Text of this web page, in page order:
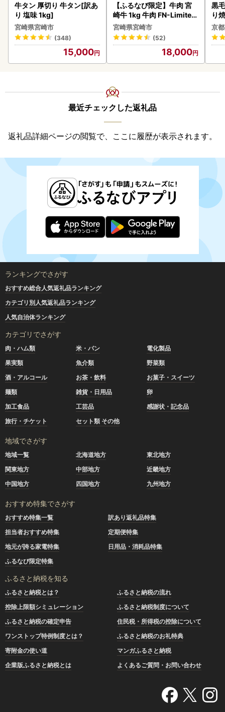
牛タン 厚切り 牛タン[訳あ
り 塩味 1kg]
宮崎県宮崎市
(348)
15,000
【ふるなび限定】牛肉 宮
崎牛 1kg 牛肉 FN-Limited
-VO
宮崎県宮崎市
(52)
18,000
黒
り
京
最近チェックした返礼品
返礼品詳細ページの閲覧で、ここに履歴が表示されます。
ランキングでさがす
おすすめ総合人気返礼品ランキング
カテゴリ別人気返礼品ランキング
人気自治体ランキング
カテゴリでさがす
肉・ハム類 米・パン
電化製品
果実類
魚介類
野菜類
酒・アルコール
お茶・飲料
お菓子・スイーツ
麺類
雑貨・日用品
卵
加工食品
工芸品
感謝状・記念品
旅行・チケット
セット類 その他
地域でさがす
地域一覧 北海道地方
東北地方
関東地方
中部地方
近畿地方
中国地方
四国地方 九州地方
おすすめ特集でさがす
おすすめ特集一覧
訳あり返礼品特集
担当者おすすめ特集
定期便特集
地元が誇る家電特集
日用品・消耗品特集
ふるなび限定特集
ふるさと納税を知る
ふるさと納税とは？
ふるさと納税の流れ
控除上限額シミュレーション
ふるさと納税制度について
ふるさと納税の確定申告
住民税・所得税の控除について
ワンストップ特例制度とは？
ふるさと納税のお礼特典
寄附金の使い道
マンガふるさと納税
企業版ふるさと納税とは
よくあるご質問・お問い合わせ